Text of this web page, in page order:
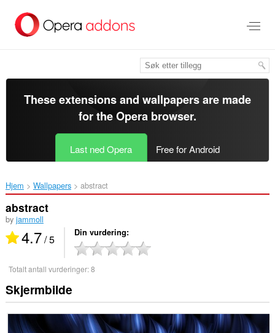
direkte
These extensions and wallpapers are made
for theOpera browser.
Last ned Opera Free for Android
Hjem Wallpapers abstract‎
abstract
by jammoll
4.7/ 5 Din vurdering
Totalt antall vurderinger:8
Skjermbilde